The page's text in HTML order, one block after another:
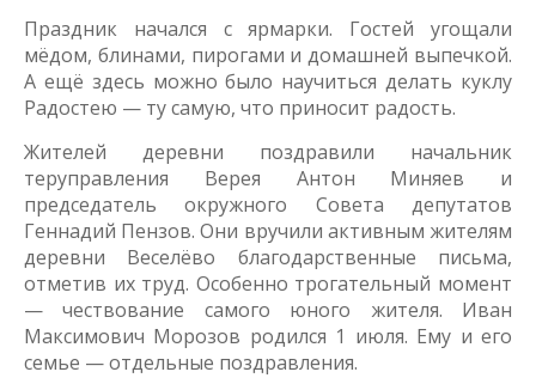
Праздник начался с ярмарки. Гостей угощали
мёдом, блинами, пирогами и домашней выпечкой.
А ещё здесь можно было научиться делать куклу
Радостею — ту самую, что приносит радость.
Жителей деревни поздравили начальник
теруправления Верея Антон Миняев и
председатель окружного Совета депутатов
Геннадий Пензов. Они вручили активным жителям
деревни Веселёво благодарственные письма,
отметив их труд. Особенно трогательный момент
— чествование самого юного жителя. Иван
Максимович Морозов родился 1 июля. Ему и его
семье — отдельные поздравления.